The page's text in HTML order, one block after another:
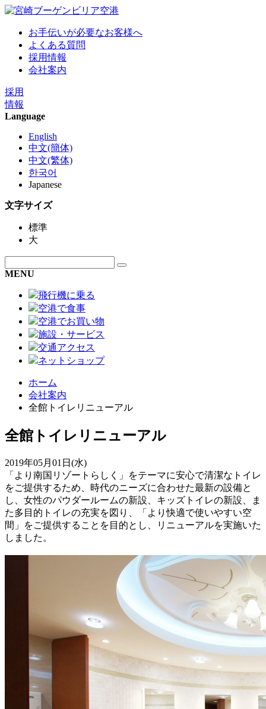
お手伝いが必要なお客様へ
よくある質問
採用情報
会社案内
採用
情報
Language
English
中文(簡体)
中文(繁体)
한국어
Japanese
文字サイズ
標準
大
MENU
飛行機に乗る
空港で食事
空港でお買い物
施設・サービス
交通アクセス
ネットショップ
ホーム
会社案内
全館トイレリニューアル
全館トイレリニューアル
2019年05月01日(水)
「より南国リゾートらしく」をテーマに安心で清潔なトイレ
をご提供するため、時代のニーズに合わせた最新の設備と
し、女性のパウダールームの新設、キッズトイレの新設、ま
た多目的トイレの充実を図り、「より快適で使いやすい空
間」をご提供することを目的とし、リニューアルを実施いた
しました。